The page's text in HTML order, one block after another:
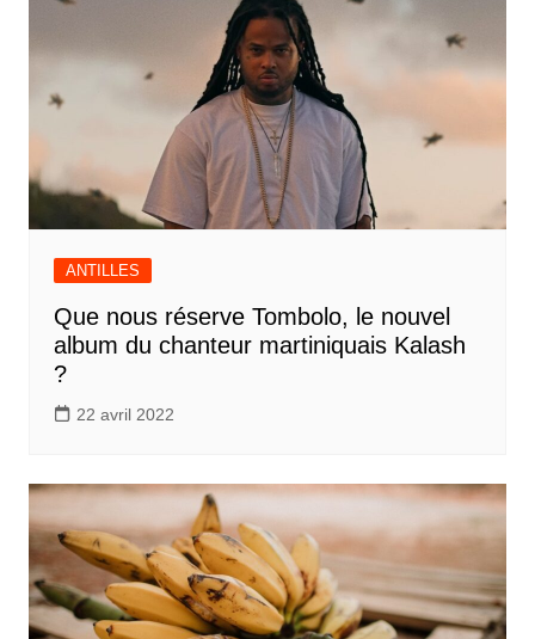
ANTILLES
Que nous réserve Tombolo, le nouvel
album du chanteur martiniquais Kalash
?
22 avril 2022